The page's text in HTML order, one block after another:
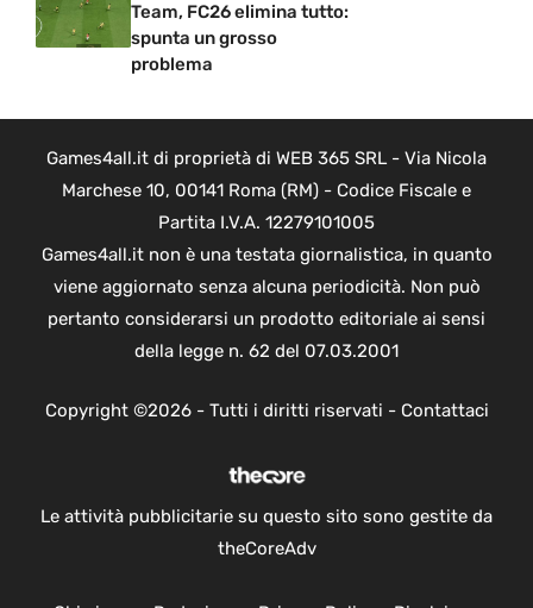
Team, FC26 elimina tutto:
spunta un grosso
problema
Games4all.it di proprietà di WEB 365 SRL - Via Nicola
Marchese 10, 00141 Roma (RM) - Codice Fiscale e
Partita I.V.A. 12279101005
Games4all.it non è una testata giornalistica, in quanto
viene aggiornato senza alcuna periodicità. Non può
pertanto considerarsi un prodotto editoriale ai sensi
della legge n. 62 del 07.03.2001
Copyright ©2026 - Tutti i diritti riservati - Contattaci
Le attività pubblicitarie su questo sito sono gestite da
theCoreAdv